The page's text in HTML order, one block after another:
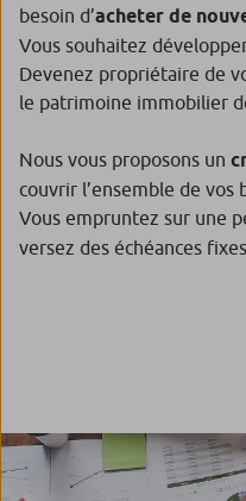
besoin d’acheter de
Vous souhaitez
Devenez propriétaire de
le patrimoine immobilier
Nous vous proposons un
couvrir l’ensemble de vos
Vous empruntez sur une
versez des échéances